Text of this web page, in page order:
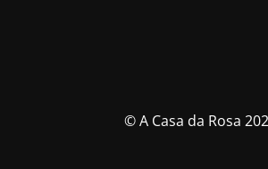
© A Casa da Rosa